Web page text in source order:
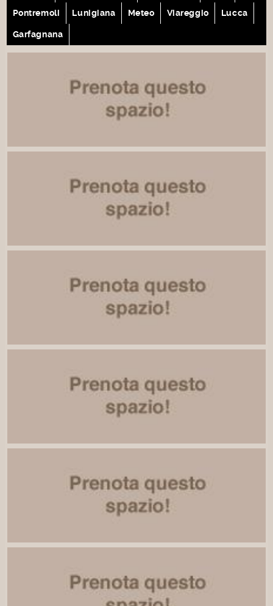
Pontremoli Lunigiana Meteo Viareggio Lucca
Garfagnana